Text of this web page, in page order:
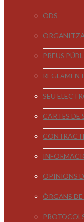
ODS
PREUS
SEU
CARTES DE
OPINIONS
ÒRGANS